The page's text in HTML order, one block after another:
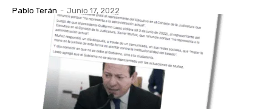
Pablo Terán - Junio 17, 2022